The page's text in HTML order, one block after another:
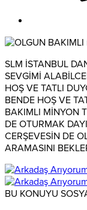
SLM İSTANBUL
SEVGİMİ
HOŞ VE TATLI
BENDE HOŞ VE
BAKIMLI MİNYON
DE OTURMAK
CERŞEVESİN DE
ARAMASINI
BU KONUYU